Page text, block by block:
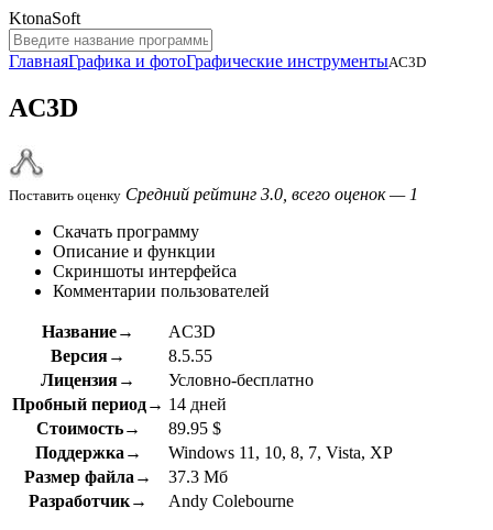
KtonaSoft
ГлавнаяГрафика и фотоГрафические инструментыAC3D
AC3D
Поставить оценку Средний рейтинг 3.0, всего оценок — 1
Скачать программу
Описание и функции
Скриншоты интерфейса
Комментарии пользователей
Название→
AC3D
Версия→
8.5.55
Лицензия→
Условно-бесплатно
Пробный период→ 14 дней
Стоимость→
89.95 $
Поддержка→
Windows 11, 10, 8, 7, Vista, XP
Размер файла→
37.3 Мб
Разработчик→
Andy Colebourne